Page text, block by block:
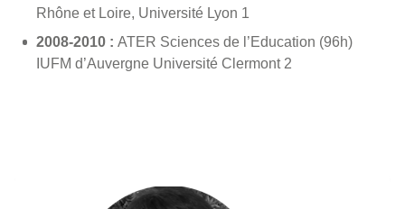
Rhône et Loire, Université Lyon 1
2008-2010 : ATER Sciences de l’Education (96h)
IUFM d’Auvergne Université Clermont 2